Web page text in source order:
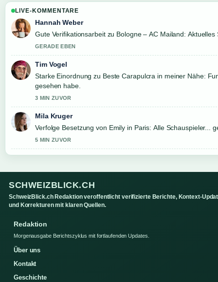
LIVE-KOMMENTARE
Hannah Weber
Gute Verifikationsarbeit zu Bologne – AC Mailand:
GERADE EBEN
Tim Vogel
Starke Einordnung zu Beste Carapulcra in meiner Nähe:
gesehen habe.
3 MIN ZUVOR
Mila Kruger
Verfolge Besetzung von Emily in Paris: Alle Schauspieler...
5 MIN ZUVOR
SCHWEIZBLICK.CH
SchweizBlick.ch Redaktion veroffentlicht verifizierte Berichte, Kontext-
und Korrekturen mit klaren Quellen.
Redaktion
Morgenausgabe Berichtszyklus mit fortlaufenden Updates.
Über uns
Kontakt
Geschichte